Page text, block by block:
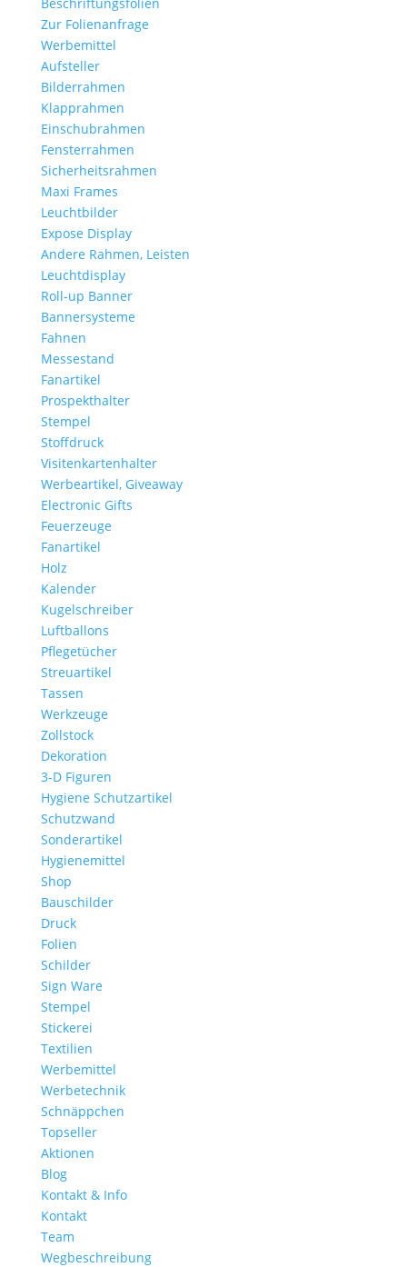
Zur Folienanfrage
Werbemittel
Aufsteller
Bilderrahmen
Klapprahmen
Einschubrahmen
Fensterrahmen
Sicherheitsrahmen
Maxi Frames
Leuchtbilder
Expose Display
Andere Rahmen, Leisten
Leuchtdisplay
Roll-up Banner
Bannersysteme
Fahnen
Messestand
Fanartikel
Prospekthalter
Stempel
Stoffdruck
Visitenkartenhalter
Werbeartikel, Giveaway
Electronic Gifts
Feuerzeuge
Fanartikel
Holz
Kalender
Kugelschreiber
Luftballons
Pflegetücher
Streuartikel
Tassen
Werkzeuge
Zollstock
Dekoration
3-D Figuren
Hygiene Schutzartikel
Schutzwand
Sonderartikel
Hygienemittel
Shop
Bauschilder
Druck
Folien
Schilder
Sign Ware
Stempel
Stickerei
Textilien
Werbemittel
Werbetechnik
Schnäppchen
Topseller
Aktionen
Blog
Kontakt & Info
Kontakt
Team
Wegbeschreibung